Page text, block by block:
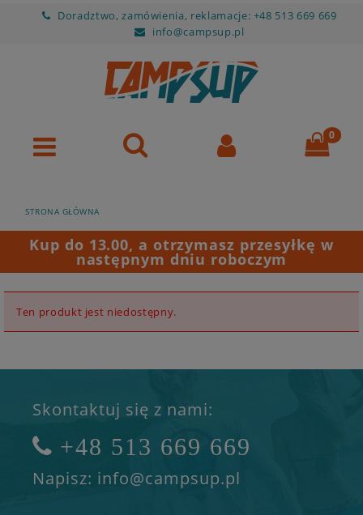
Doradztwo, zamówienia, reklamacje: +48 513 669 669
info@campsup.pl
STRONA GŁÓWNA
Kup do 13.00, a otrzymasz przesyłkę w
następnym dniu roboczym
Ten produkt jest niedostępny.
Skontaktuj się z nami:
+48 513 669 669
Napisz: info@campsup.pl